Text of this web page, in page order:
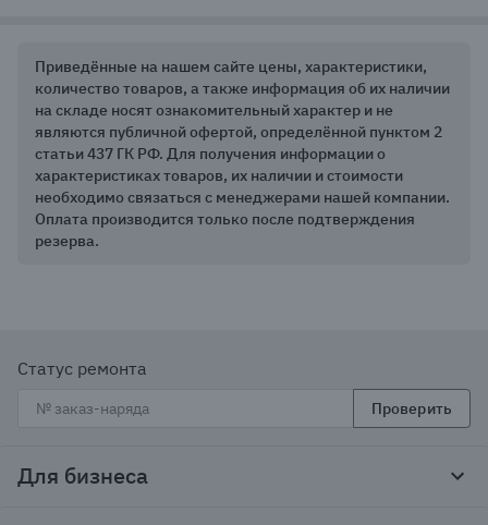
Приведённые на нашем сайте цены, характеристики,
количество товаров, а также информация об их наличии
на складе носят ознакомительный характер и не
являются публичной офертой, определённой пунктом 2
статьи 437 ГК РФ. Для получения информации о
характеристиках товаров, их наличии и стоимости
необходимо связаться с менеджерами нашей компании.
Оплата производится только после подтверждения
резерва.
Статус ремонта
Проверить
Для бизнеса